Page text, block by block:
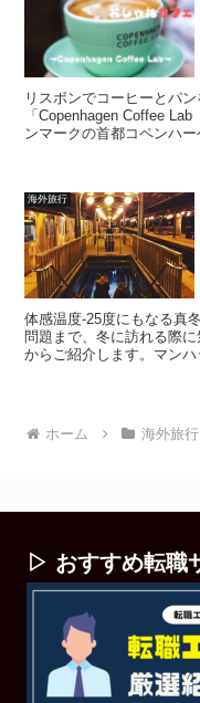
リスボンでコーヒーとパ
「Copenhagen Coffee
ンマークの首都コペンハ
海外旅行
体感温度-25度にもなる真
問題まで、冬に訪れる際
からご紹介します。マン
ホーム 海外旅行
▷ おすすめ転職